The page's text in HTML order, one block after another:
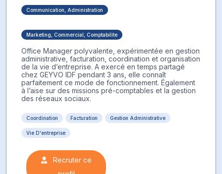
Communication, Administration
Marketing, Commercial, Comptabilite
Office Manager polyvalente, expérimentée en gestion
administrative, facturation, coordination et organisation
de la vie d’entreprise. A exercé en temps partagé
chez GEYVO IDF pendant 3 ans, elle connaît
parfaitement ce mode de fonctionnement. Également
à l’aise sur des missions pré-comptables et la gestion
des réseaux sociaux.
Coordination Facturation Gestion Administrative
Vie D'entreprise
Recruter ce